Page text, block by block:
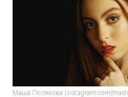
Маша Полякова (instagram.com/